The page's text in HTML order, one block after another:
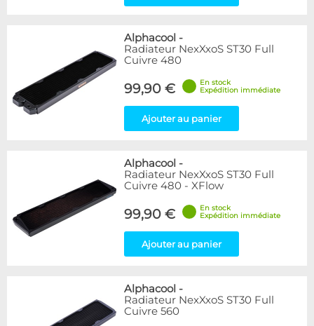
Alphacool -
Radiateur NexXxoS ST30 Full
Cuivre 480
99,90 €
En stock
Expédition immédiate
Ajouter au panier
Alphacool -
Radiateur NexXxoS ST30 Full
Cuivre 480 - XFlow
99,90 €
En stock
Expédition immédiate
Ajouter au panier
Alphacool -
Radiateur NexXxoS ST30 Full
Cuivre 560